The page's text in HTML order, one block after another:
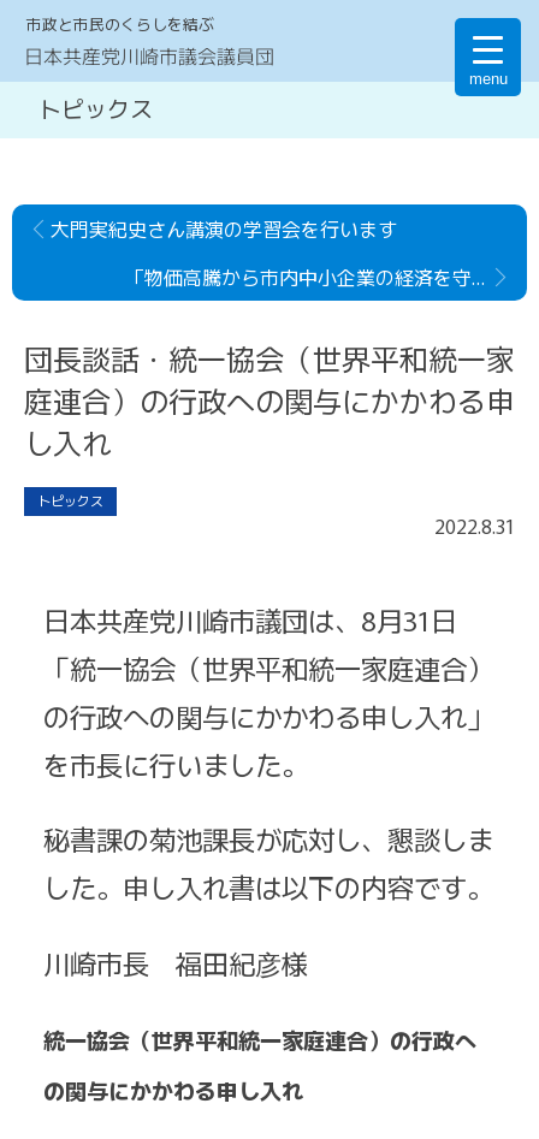
menu
市政と市民のくらしを結ぶ
日本共産党川崎市議会議員団
トピックス
大門実紀史さん講演の学習会を行います
「物価高騰から市内中小企業の経済を守る緊急要望」を 福田市長に提出しました。
団長談話・統一協会（世界平和統一家
庭連合）の行政への関与にかかわる申
し入れ
トピックス
2022.8.31
日本共産党川崎市議団は、8月31日
「統一協会（世界平和統一家庭連合）
の行政への関与にかかわる申し入れ」
を市長に行いました。
秘書課の菊池課長が応対し、懇談しま
した。申し入れ書は以下の内容です。
川崎市長 福田紀彦様
統一協会（世界平和統一家庭連合）の行政へ
の関与にかかわる申し入れ